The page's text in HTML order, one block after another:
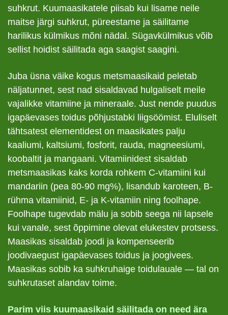
suhkrut. Kuumaasikatele piisab kui lisame neile
maitse järgi suhkrut, püreestame ja säilitame
harilikus külmikus mõni nädal. Sügavkülmikus võib
sellist hoidist säilitada aga saagist saagini.
Juba üsna väike kogus metsmaasikaid peletab
näljatunnet, sest nad sisaldavad hulgaliselt meile
vajalikke vitamiine ja mineraale. Just nende puudus
igapäevases toidus põhjustabki liigsöömist. Eluliselt
tähtsatest elementidest on maasikates palju
kaaliumi, kaltsiumi, fosforit, rauda, magneesiumi,
koobaltit ja mangaani. Vitamiinidest sisaldab
metsmaasikas kaks korda rohkem C-vitamiini kui
mandariin (pea 80-90 mg%), lisandub karoteen, B-
rühma vitamiinid, E- ja K-vitamiin ning foolhape.
Foolhape tugevdab mälu ja sobib seega nii lapsele
kui vanale, sest õppimine olevat elukestev protsess.
Maasikas sisaldab joodi ja kompenseerib
joodivaegust igapäevases toidus ja joogivees.
Maasikas sobib ka suhkruhaige toidulauale — tal on
suhkrutaset alandav toime.
Parim viis kuumaasikaid säilitada on need ära